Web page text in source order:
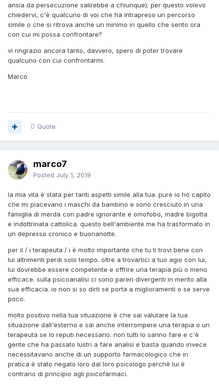
ansia da persecuzione salirebbe a chiunque); per questo volevo
chiedervi, c'è qualcuno di voi che ha intrapreso un percorso
simile o che si ritrova anche un minimo in quello che sento ora
con cui mi possa confrontare?
vi ringrazio ancora tanto, davvero, spero di poter trovare
qualcuno con cui confrontarmi.
Marco
Quote
marco7
Posted July 1, 2019
la mia vita è stata per tanti aspetti simile alla tua. pure io ho capito
che mi piacevano i maschi da bambino e sono cresciuto in una
famiglia di merda con padre ignorante e omofobo, madre bigotta
e indottrinata cattolica. questo bell'ambiente me ha trasformato in
un depresso cronico e buonanotte.
per il / i terapeuta / i è molto importante che tu ti trovi bene con
lui altrimenti perdi solo tempo. oltre a trovartici a tuo agio con lui,
lui dovrebbe essere competente e offrire una terapia più o meno
efficace. sulla psicoanalisi ci sono pareri divergenti in merito alla
sua efficacia. io non si so dirti se porta a miglioramenti o se serve
poco.
molto positivo nella tua situazione è che sai valutare la tua
situazione dall'esterno e sai anche interrompere una terapia o un
terapeuta se lo reputi necessario. non tutti lo sanno fare e c'è
gente che ha passato lustri a fare analisi e basta quando invece
necessitavano anche di un supporto farmacologico che in
pratica è stato negato loro dal loro psicologo perchè lui è
contrario di principio agli psicofarmaci.